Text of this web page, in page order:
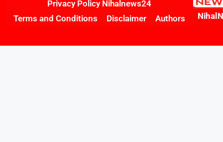
Privacy Policy Nihalnews24
Terms and Conditions
Disclaimer Authors